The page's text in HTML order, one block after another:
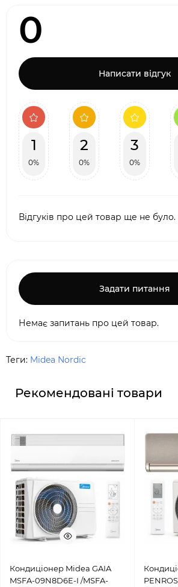
0
Написати відгук
1
0%
2
0%
3
0%
Відгуків про цей товар ще не було.
Задати питання
Немає запитань про цей товар.
Теги: Midea Nordic
Рекомендовані товари
Кондиціонер Midea GAIA
MSFA-09N8D6E-I /MSFA-